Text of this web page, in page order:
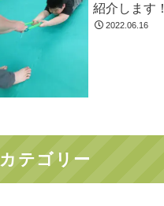
紹介します！
2022.06.16
カテゴリー